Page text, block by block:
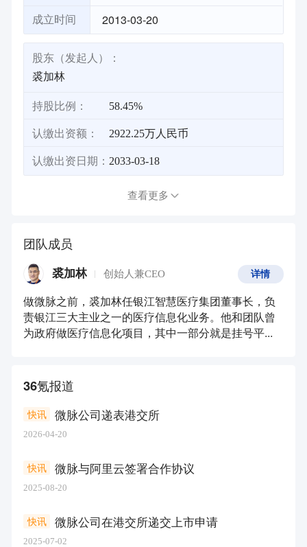
成立时间 2013-03-20
股东（发起人）：
裘加林
持股比例： 58.45%
认缴出资额： 2922.25万人民币
认缴出资日期： 2033-03-18
查看更多
团队成员
裘加林 创始人兼CEO
做微脉之前，裘加林任银江智慧医疗集团董事长，负
责银江三大主业之一的医疗信息化业务。他和团队曾
为政府做医疗信息化项目，其中一部分就是挂号平...
详情
36氪报道
微脉公司递表港交所
快讯
2026-04-20
微脉与阿里云签署合作协议
快讯
2025-08-20
微脉公司在港交所递交上市申请
快讯
2025-07-02